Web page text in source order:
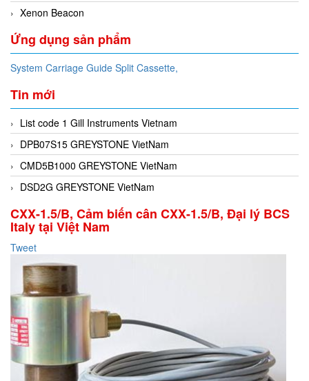
Xenon Beacon
Ứng dụng sản phẩm
System Carriage Guide Split Cassette,
Tin mới
List code 1 Gill Instruments Vietnam
DPB07S15 GREYSTONE VietNam
CMD5B1000 GREYSTONE VietNam
DSD2G GREYSTONE VietNam
CXX-1.5/B, Cảm biến cân CXX-1.5/B, Đại lý BCS
Italy tại Việt Nam
Tweet